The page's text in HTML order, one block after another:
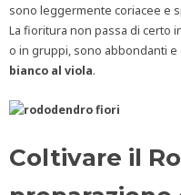
sono leggermente coriacee e
La fioritura non passa di certo
o in gruppi, sono abbondanti e
bianco al viola.
Coltivare il